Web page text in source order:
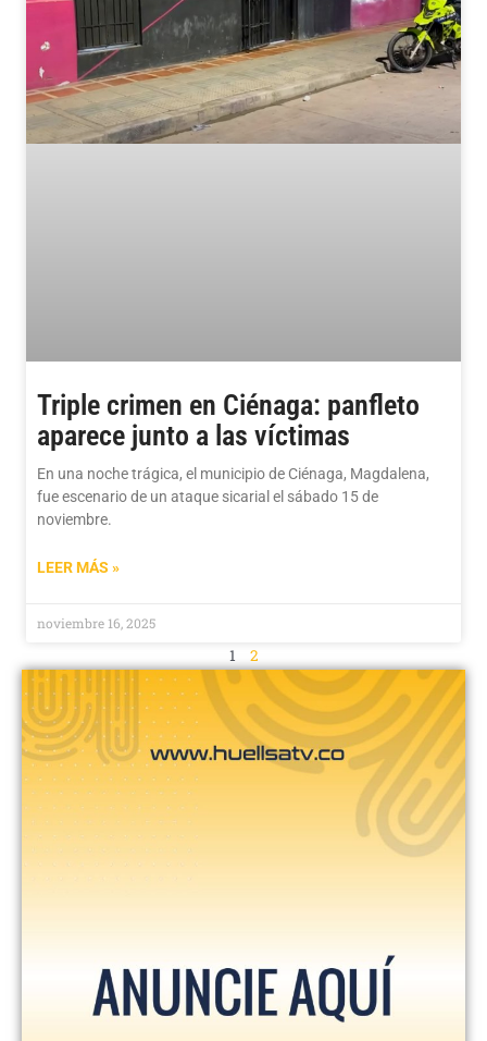
Triple crimen en Ciénaga: panfleto
aparece junto a las víctimas
En una noche trágica, el municipio de Ciénaga, Magdalena,
fue escenario de un ataque sicarial el sábado 15 de
noviembre.
LEER MÁS »
noviembre 16, 2025
1 2